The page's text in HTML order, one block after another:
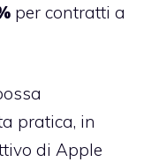
per contratti a
pratica, in
di Apple